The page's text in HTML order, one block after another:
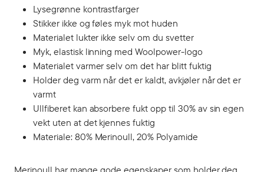
Lysegrønne kontrastfarger
Stikker ikke og føles myk mot huden
Materialet lukter ikke selv om du svetter
Myk, elastisk linning med Woolpower-logo
Materialet varmer selv om det har blitt fuktig
Holder deg varm når det er kaldt, avkjøler når det er
varmt
Ullfiberet kan absorbere fukt opp til 30% av sin egen
vekt uten at det kjennes fuktig
Materiale: 80% Merinoull, 20% Polyamide
Merinoull har mange gode egenskaper som holder deg